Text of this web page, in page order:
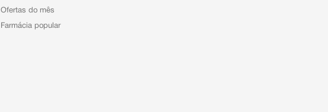
Ofertas do mês
Farmácia popular